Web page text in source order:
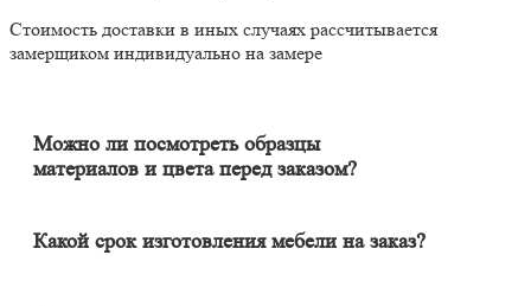
Стоимость доставки в иных случаях рассчитывается
замерщиком индивидуально на замере
Можно ли посмотреть образцы
материалов и цвета перед заказом?
месте в собственном освещении увидеть, как будут выглядеть
Какой срок изготовления мебели на заказ?